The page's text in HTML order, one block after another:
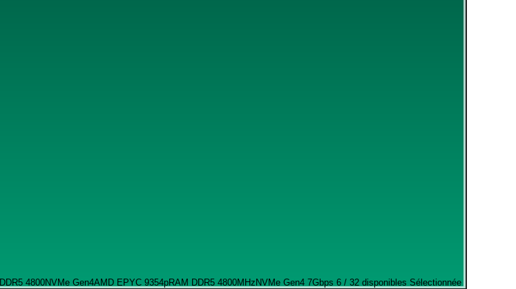
DDR5 4800NVMe Gen4AMD EPYC 9354pRAM DDR5 4800MHz NVMe Gen4 7Gbps 6 / 32 disponibles Sélectionnée